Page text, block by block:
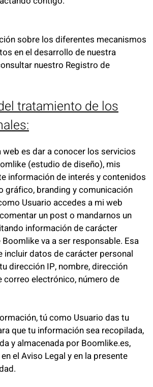
sobre los diferentes mecanismos
en el desarrollo de nuestra
nuestro Registro de
tratamiento de los
es dar a conocer los servicios
(estudio de diseño), mis
información de interés y contenidos
gráfico, branding y comunicación
Usuario accedes a mi web
un post o mandarnos un
información de carácter
va a ser responsable. Esa
incluir datos de carácter personal
dirección IP, nombre, dirección
correo electrónico, número de
tú como Usuario das tu
que tu información sea recopilada,
y almacenada por Boomlike.es,
el Aviso Legal y en la presente